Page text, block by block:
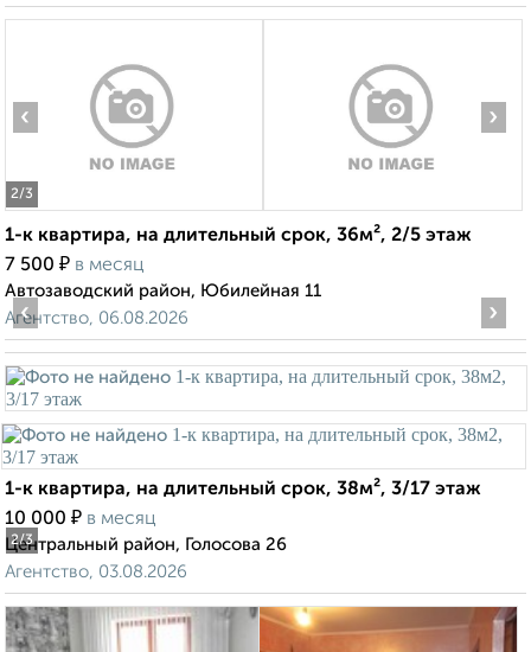
2/3
‹ ›
1-к квартира, на длительный срок, 36м², 2/5 этаж
7 500 ₽ в месяц
Автозаводский район, Юбилейная 11
Агентство, 06.08.2026
2/3
‹ ›
1-к квартира, на длительный срок, 38м², 3/17 этаж
10 000 ₽ в месяц
Центральный район, Голосова 26
Агентство, 03.08.2026